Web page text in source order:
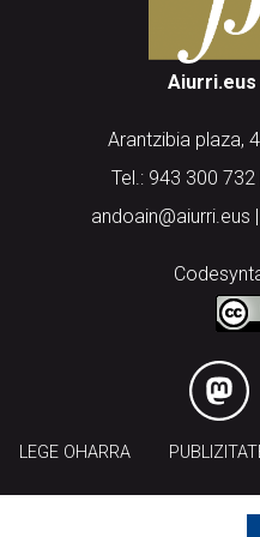
Aiurri.eus
Arantzibia plaza,
Tel.: 943 300
andoain@aiurri.eus
LEGE OHARRA